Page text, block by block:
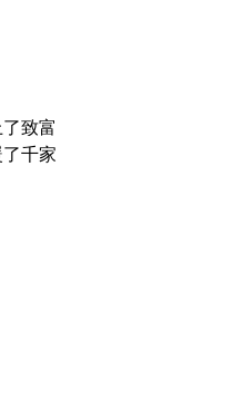
致富
千家